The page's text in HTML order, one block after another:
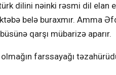
dilini nəinki rəsmi dil elan
belə buraxmır. Amma
qarşı mübarizə aparır.
farssayağı